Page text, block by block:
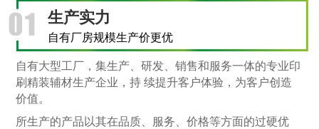
生产实力
自有厂房规模生产价更优
自有大型工厂，集生产、研发、销售和服务一体的专业印
刷精装辅材生产企业，持 续提升客户体验，为客户创造
价值。
所生产的产品以其在品质、服务、价格等方面的过硬优